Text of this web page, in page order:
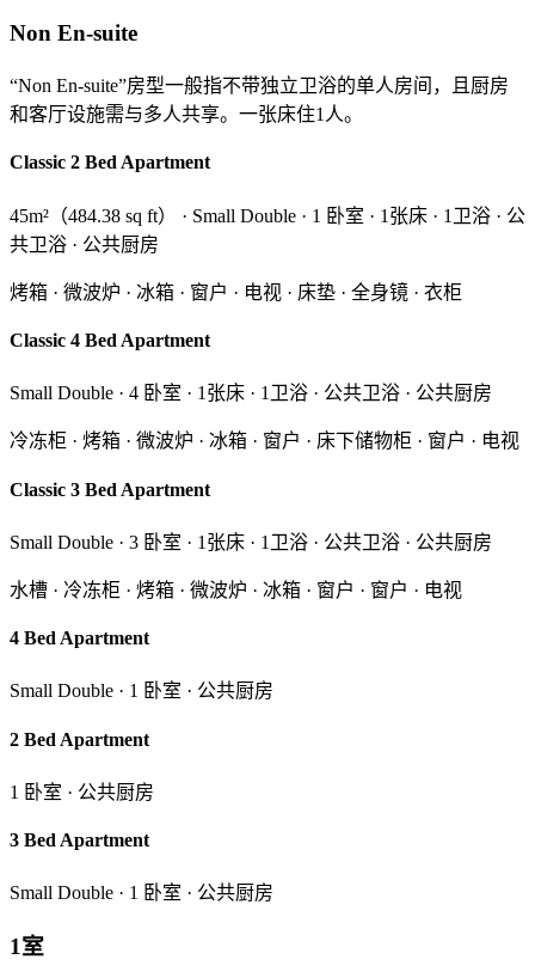
Non En-suite
“Non En-suite”房型一般指不带独立卫浴的单人房间，且厨房
和客厅设施需与多人共享。一张床住1人。
Classic 2 Bed Apartment
45m²（484.38 sq ft） · Small Double · 1 卧室 · 1张床 · 1卫浴 · 公
共卫浴 · 公共厨房
烤箱 · 微波炉 · 冰箱 · 窗户 · 电视 · 床垫 · 全身镜 · 衣柜
Classic 4 Bed Apartment
Small Double · 4 卧室 · 1张床 · 1卫浴 · 公共卫浴 · 公共厨房
冷冻柜 · 烤箱 · 微波炉 · 冰箱 · 窗户 · 床下储物柜 · 窗户 · 电视
Classic 3 Bed Apartment
Small Double · 3 卧室 · 1张床 · 1卫浴 · 公共卫浴 · 公共厨房
水槽 · 冷冻柜 · 烤箱 · 微波炉 · 冰箱 · 窗户 · 窗户 · 电视
4 Bed Apartment
Small Double · 1 卧室 · 公共厨房
2 Bed Apartment
1 卧室 · 公共厨房
3 Bed Apartment
Small Double · 1 卧室 · 公共厨房
1室